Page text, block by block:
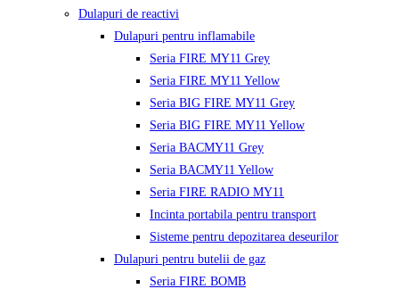
Dulapuri de reactivi
Dulapuri pentru inflamabile
Seria FIRE MY11 Grey
Seria FIRE MY11 Yellow
Seria BIG FIRE MY11 Grey
Seria BIG FIRE MY11 Yellow
Seria BACMY11 Grey
Seria BACMY11 Yellow
Seria FIRE RADIO MY11
Incinta portabila pentru transport
Sisteme pentru depozitarea deseurilor
Dulapuri pentru butelii de gaz
Seria FIRE BOMB